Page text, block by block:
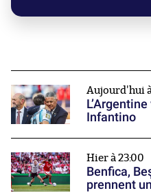
Aujourd'hui
Infantino
Hier à 23:00
Benfica,
prennent